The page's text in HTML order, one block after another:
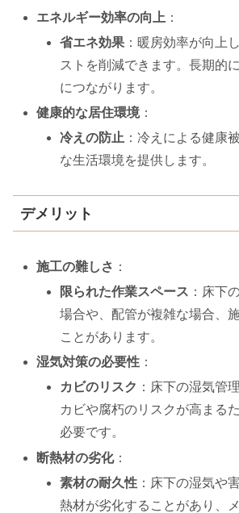
エネルギー効率の向上 ：
省エネ効果 ：暖房効率が向上
ストを削減できます。長期的
につながります。
健康的な居住環境：
冷えの防止 ：冷えによる健康
な生活環境を提供します。
デメリット
施工の難しさ ：
限られた作業スペース ：床下
場合や、配管が複雑な場合、
ことがあります。
湿気対策の必要性 ：
カビのリスク ：床下の湿気管
カビや腐朽のリスクが高まる
必要です。
断熱材の劣化：
素材の耐久性 ：床下の湿気や
熱材が劣化することがあり、